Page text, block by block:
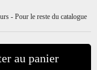
- Pour le reste du catalogue
au panier